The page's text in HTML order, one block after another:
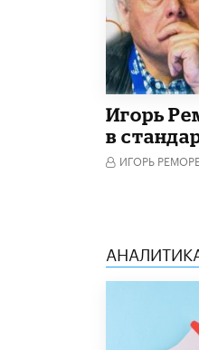
Игорь
в
ИГОРЬ